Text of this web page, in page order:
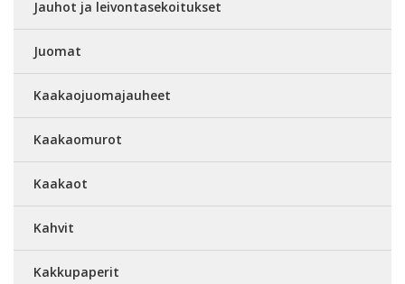
Jauhot ja leivontasekoitukset
Juomat
Kaakaojuomajauheet
Kaakaomurot
Kaakaot
Kahvit
Kakkupaperit